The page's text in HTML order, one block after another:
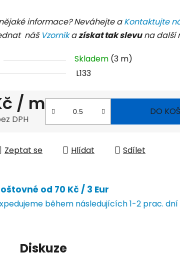
informace? Neváhejte aKontaktujte
náš Vzorníkazískat tak slevuna další
Skladem (3 m)
L133
/ m
DPH
DO
Zeptat se Hlídat Sdílet
od 70 Kč / 3 Eur
během následujících 1-2 prac. dní
Diskuze